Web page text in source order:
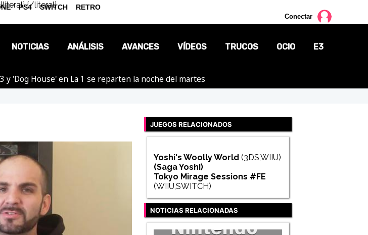
{literal}{/literal}
Conectar
NOTICIAS
OPINIÓN
ANÁLISIS AVANCES VÍDEOS TRUCOS OCIO E3
y 'Dog House' en La 1 se reparten la noche del martes
JUEGOS RELACIONADOS
Yoshi's Woolly World (3DS,WIIU)
(SagaYoshi)
Tokyo Mirage Sessions #FE
(WIIU,SWITCH)
NOTICIAS RELACIONADAS
PS4 SWITCH RETRO